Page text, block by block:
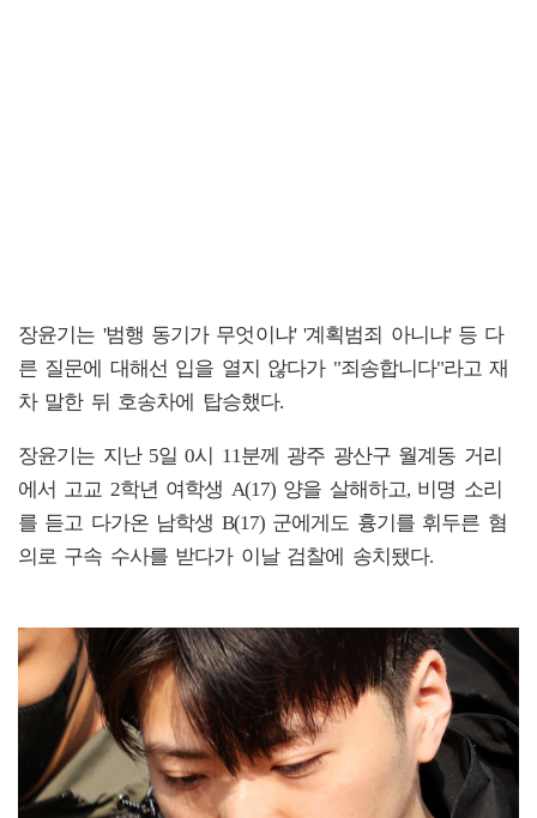
장윤기는 '범행 동기가 무엇이냐' '계획범죄 아니냐' 등 다
른 질문에 대해선 입을 열지 않다가 "죄송합니다"라고 재
차 말한 뒤 호송차에 탑승했다.
장윤기는 지난 5일 0시 11분께 광주 광산구 월계동 거리
에서 고교 2학년 여학생 A(17) 양을 살해하고, 비명 소리
를 듣고 다가온 남학생 B(17) 군에게도 흉기를 휘두른 혐
의로 구속 수사를 받다가 이날 검찰에 송치됐다.